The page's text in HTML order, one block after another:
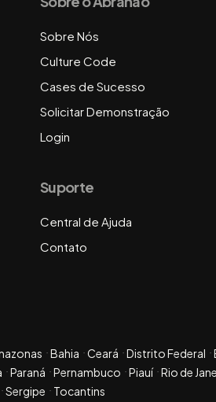
Sobre Nós
Culture Code
Cases de Sucesso
Solicitar Demonstração
Login
Suporte
Central de Ajuda
Contato
Bahia Ceará Distrito Federal
Paraná Pernambuco Piauí Rio de
Sergipe Tocantins